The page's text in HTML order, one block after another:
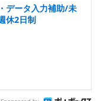
データ入力補助/未
休2日制